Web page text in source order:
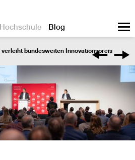
Hochschule Blog
bundesweiten Innovationspreis